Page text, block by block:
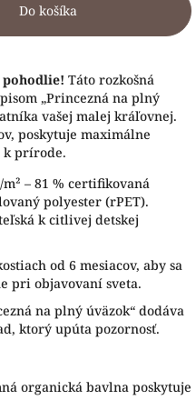
Do košíka
pohodlie! Táto rozkošná
„Princezná na plný
vašej malej kráľovnej.
poskytuje maximálne
k prírode.
– 81 % certifikovaná
polyester (rPET).
k citlivej detskej
od 6 mesiacov, aby sa
pri objavovaní sveta.
na plný úväzok“ dodáva
ktorý upúta pozornosť.
organická bavlna poskytuje